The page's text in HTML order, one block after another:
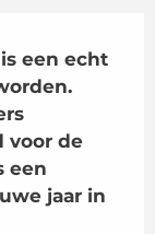
een echt
voor de
een
jaar in